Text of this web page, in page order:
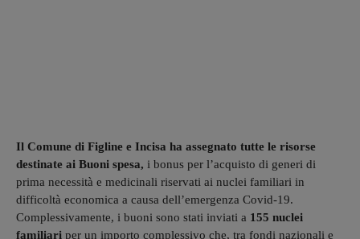
Il Comune di Figline e Incisa ha assegnato tutte le risorse
destinate ai Buoni spesa, i bonus per l’acquisto di generi di
prima necessità e medicinali riservati ai nuclei familiari in
difficoltà economica a causa dell’emergenza Covid-19.
Complessivamente, i buoni sono stati inviati a 155 nuclei
familiari per un importo complessivo che, tra fondi nazionali e